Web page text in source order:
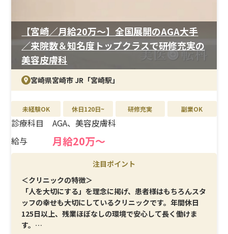
【宮崎／月給20万〜】全国展開のAGA大手
／来院数＆知名度トップクラスで研修充実の
美容皮膚科
宮崎県宮崎市 JR「宮崎駅」
未経験OK 休日120日~ 研修充実 副業OK
診療科目
AGA、美容皮膚科
給与
月給20万〜
注目ポイント
＜クリニックの特徴＞
「人を大切にする」を理念に掲げ、患者様はもちろんスタ
ッフの幸せも大切にしているクリニックです。年間休日
125日以上、残業ほぼなしの環境で安心して長く働けま
す。